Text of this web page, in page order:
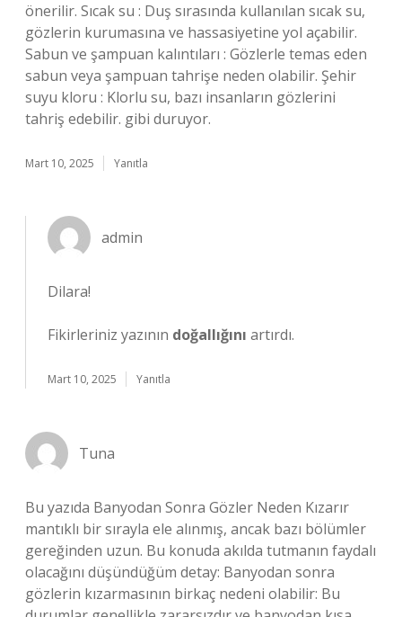
önerilir. Sıcak su : Duş sırasında kullanılan sıcak su,
gözlerin kurumasına ve hassasiyetine yol açabilir.
Sabun ve şampuan kalıntıları : Gözlerle temas eden
sabun veya şampuan tahrişe neden olabilir. Şehir
suyu kloru : Klorlu su, bazı insanların gözlerini
tahriş edebilir. gibi duruyor.
Mart 10, 2025 Yanıtla
admin
Dilara!
Fikirleriniz yazının doğallığını artırdı.
Mart 10, 2025 Yanıtla
Tuna
Bu yazıda Banyodan Sonra Gözler Neden Kızarır
mantıklı bir sırayla ele alınmış, ancak bazı bölümler
gereğinden uzun. Bu konuda akılda tutmanın faydalı
olacağını düşündüğüm detay: Banyodan sonra
gözlerin kızarmasının birkaç nedeni olabilir: Bu